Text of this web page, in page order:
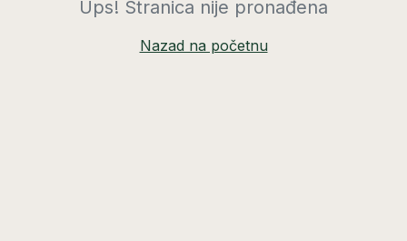
Ups! Stranica nije pronađena
Nazad na početnu